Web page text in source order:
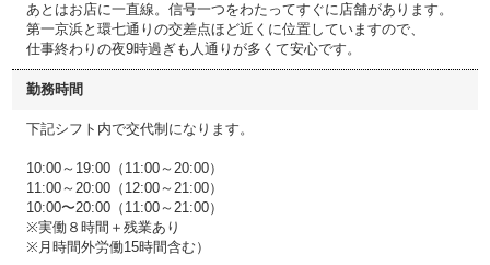
あとはお店に一直線。信号一つをわたってすぐに店舗があります。
第一京浜と環七通りの交差点ほど近くに位置していますので、
仕事終わりの夜9時過ぎも人通りが多くて安心です。
勤務時間
下記シフト内で交代制になります。
10:00～19:00（11:00～20:00）
11:00～20:00（12:00～21:00）
10:00〜20:00（11:00～21:00）
※実働８時間＋残業あり
※月時間外労働15時間含む）